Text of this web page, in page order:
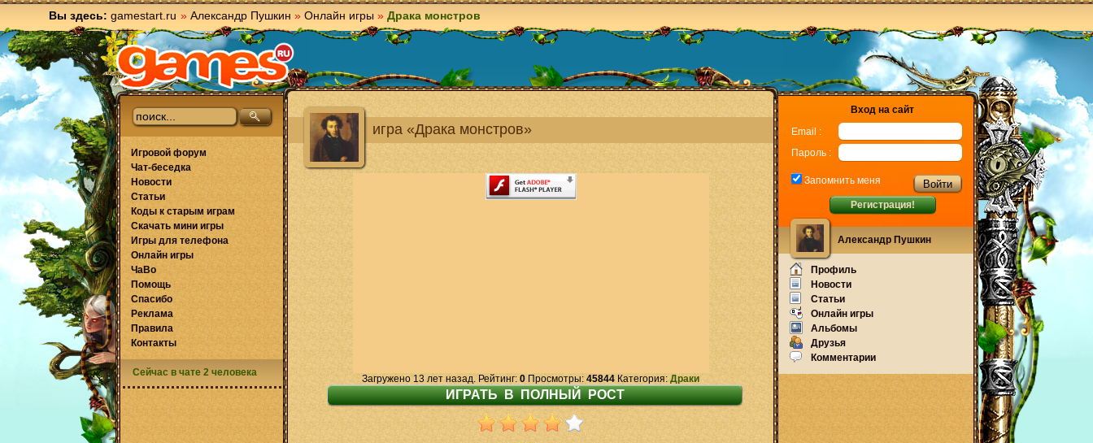
Вы здесь: gamestart.ru » Александр Пушкин » Онлайн игры » Драка монстров
игра «Драка монстров»
Загружено 13 лет назад. Рейтинг: 0 Просмотры: 45844 Категория: Драки
Игровой форум
Чат-беседка
Новости
Статьи
Коды к старым играм
Скачать мини игры
Игры для телефона
Онлайн игры
ЧаВо
Помощь
Спасибо
Реклама
Правила
Контакты
Сейчас в чате 2 человека
Вход на сайт
Email :
Пароль :
Запомнить меня
Регистрация!
Александр Пушкин
Профиль
Новости
Статьи
Онлайн игры
Альбомы
Друзья
Комментарии